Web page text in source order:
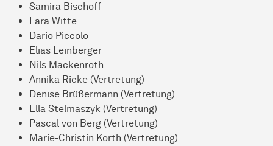
Samira Bischoff
Lara Witte
Dario Piccolo
Elias Leinberger
Nils Mackenroth
Annika Ricke (Vertretung)
Denise Brüßermann (Vertretung)
Ella Stelmaszyk (Vertretung)
Pascal von Berg (Vertretung)
Marie-Christin Korth (Vertretung)